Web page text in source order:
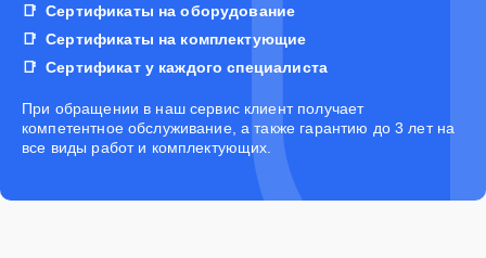
Сертификаты на оборудование
Сертификаты на комплектующие
Сертификат у каждого специалиста
При обращении в наш сервис клиент получает
компетентное обслуживание, а также гарантию до 3 лет на
все виды работ и комплектующих.